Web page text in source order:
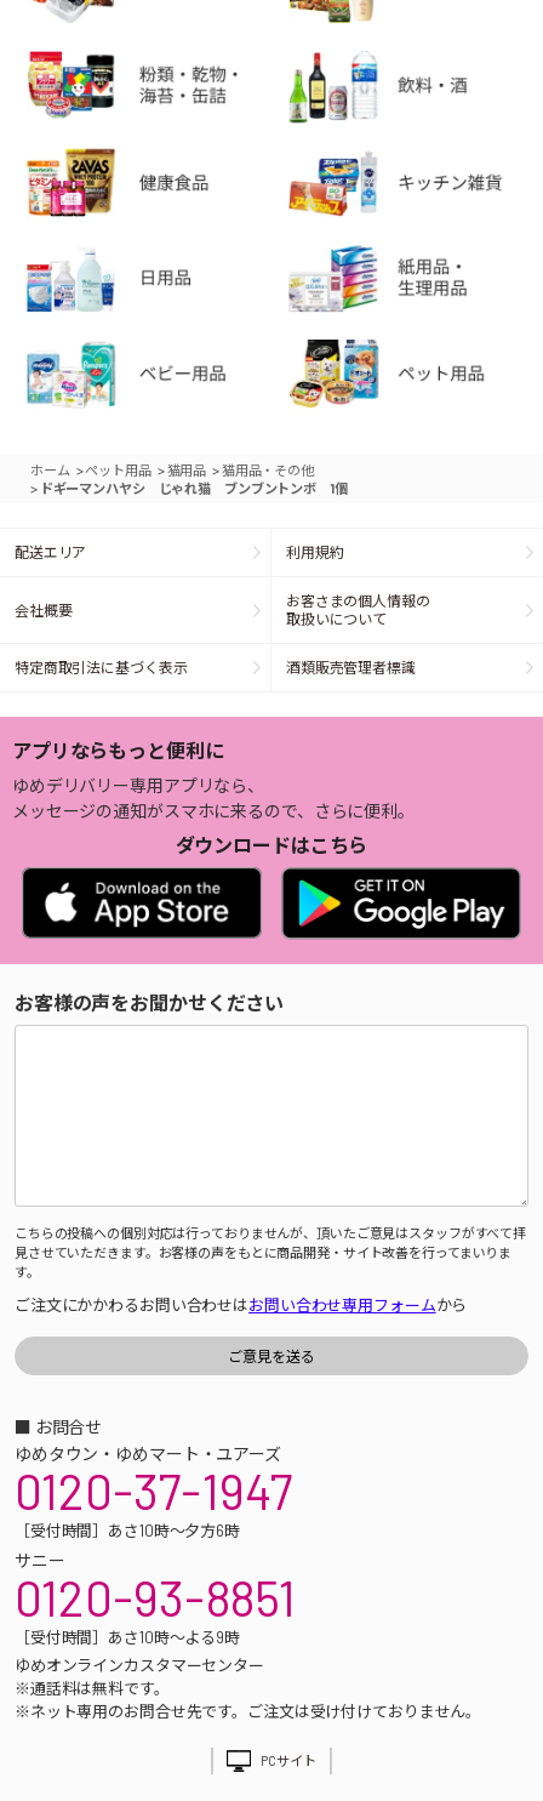
ホーム >ペット用品 >猫用品 >猫用品・その他
> ドギーマンハヤシ じゃれ猫 ブンブントンボ 1個
配送エリア 利用規約
会社概要
お客さまの個人情報の
取扱いについて
特定商取引法に基づく表示 酒類販売管理者標識
アプリならもっと便利に
ゆめデリバリー専用アプリなら、
メッセージの通知がスマホに来るので、さらに便利。
ダウンロードはこちら
お客様の声をお聞かせください
こちらの投稿への個別対応は行っておりませんが、頂いたご意見はスタッフがすべて拝
見させていただきます。お客様の声をもとに商品開発・サイト改善を行ってまいりま
す。
ご注文にかかわるお問い合わせはお問い合わせ専用フォームから
■ お問合せ
ゆめタウン・ゆめマート・ユアーズ
0120-37-1947
［受付時間］あさ10時～夕方6時
サニー
0120-93-8851
［受付時間］あさ10時～よる9時
ゆめオンラインカスタマーセンター
※通話料は無料です。
※ネット専用のお問合せ先です。ご注文は受け付けておりません。
PCサイト